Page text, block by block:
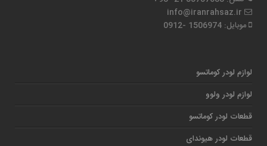
موبایل: 1506974 -0912
لوازم لودر کوماتسو
لوازم لودر ولوو
قطعات لودر کوماتسو
قطعات لودر هیوندای